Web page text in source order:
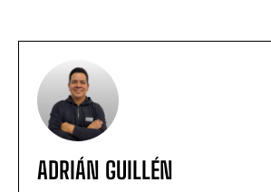
ADRIÁN GUILLÉN